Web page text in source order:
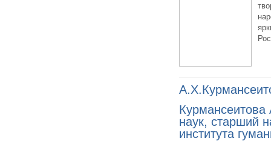
Курмансеитова
наук, старший
института